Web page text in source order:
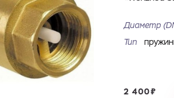
Диаметр
Тип
2 400₽